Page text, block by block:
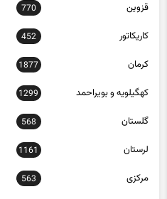
قزوین 770
کاریکاتور 452
کرمان 1877
کهگیلویه و بویراحمد 1299
گلستان 568
لرستان 1161
مرکزی 563